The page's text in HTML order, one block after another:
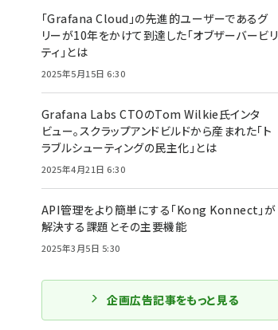
「Grafana Cloud」の先進的ユーザーであるグ
リーが10年をかけて到達した「オブザーバービリ
ティ」とは
2025年5月15日 6:30
Grafana Labs CTOのTom Wilkie氏インタ
ビュー。スクラップアンドビルドから産まれた「ト
ラブルシューティングの民主化」とは
2025年4月21日 6:30
API管理をより簡単にする「Kong Konnect」が
解決する課題とその主要機能
2025年3月5日 5:30
企画広告記事をもっと見る